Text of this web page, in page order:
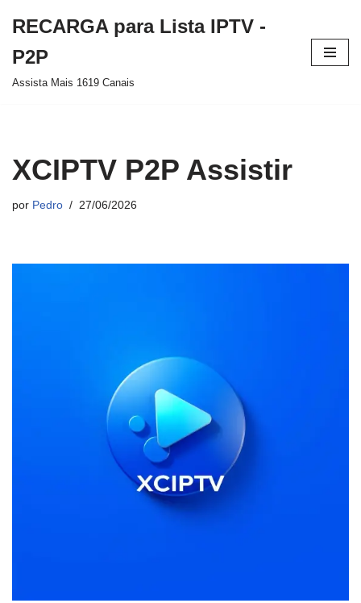
para
o
RECARGA para Lista IPTV -
P2P
Assista Mais 1619 Canais
XCIPTV P2P Assistir
por Pedro 27/06/2026